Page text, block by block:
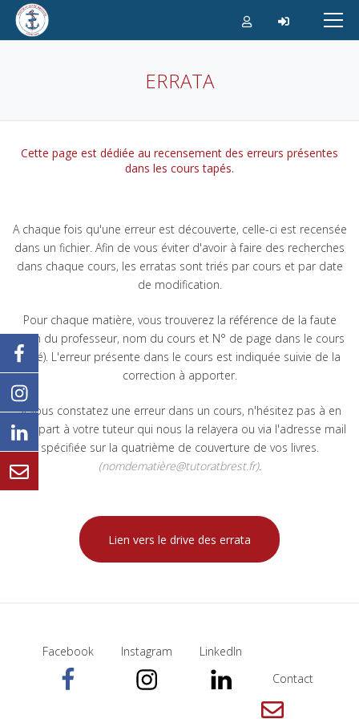
Aller
ERRATA
Cette page est dédiée au recensement des erreurs présentes
dans les cours tapés.
A chaque fois qu'une erreur est découverte, celle-ci est recensée
dans un fichier. Afin de vous éviter d'avoir à faire des recherches
dans chaque cours, les erratas sont triés par cours et par date
de modification.
Pour chaque matière, vous trouverez la référence de la faute
(nom du professeur, nom du cours et N° de page dans le cours
tapé). L'erreur présente dans le cours est indiquée suivie de la
correction à apporter.
Si vous constatez une erreur dans un cours, n'hésitez pas à en
faire part à votre tuteur qui nous la relayera ou via l'adresse mail
spécifiée sur la quatrième de couverture de vos livres.
(nomdematière@tutoratbrest.fr).
Lien vers le drive des errata
Facebook Instagram
LinkedIn
Contact